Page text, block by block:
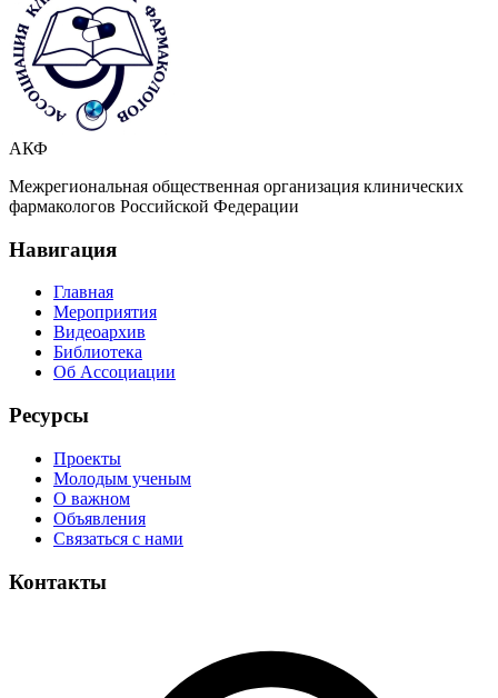
АКФ
Межрегиональная общественная организация клинических
фармакологов Российской Федерации
Навигация
Главная
Мероприятия
Видеоархив
Библиотека
Об Ассоциации
Ресурсы
Проекты
Молодым ученым
О важном
Объявления
Связаться с нами
Контакты